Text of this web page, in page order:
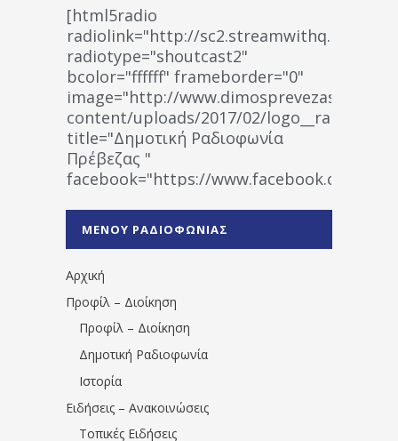
[html5radio
radiolink="http://
radiotype="shoutcast2"
bcolor="ffffff" frameborder="0"
image="http://www.dimosprevezas.gr/wp-
content/uploads/2017/02/
title="Δημοτική Ραδιοφωνία
Πρέβεζας "
facebook="https://www.facebook.com/
1531194763766854/" artist="" ]
ΜΕΝΟΥ ΡΑΔΙΟΦΩΝΙΑΣ
Αρχική
Προφίλ – Διοίκηση
Προφίλ – Διοίκηση
Δημοτική Ραδιοφωνία
Ιστορία
Ειδήσεις – Ανακοινώσεις
Τοπικές Ειδήσεις